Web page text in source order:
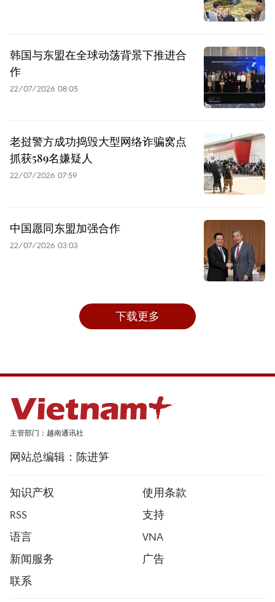
韩国与东盟在全球动荡背景下推进合
作
22/07/2026 08:05
老挝警方成功捣毁大型网络诈骗窝点
抓获589名嫌疑人
22/07/2026 07:59
中国愿同东盟加强合作
22/07/2026 03:03
下载更多
主管部门：越南通讯社
网站总编辑：陈进笋
知识产权
使用条款
RSS
支持
语言
VNA
新闻服务
广告
联系